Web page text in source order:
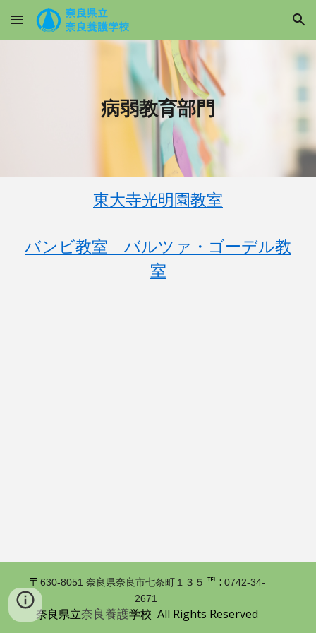
Skip to main content Skip to navigation
病弱教育部門
東大寺光明園教室
バンビ教室 バルツァ・ゴーデル教
室
〒630-8051 奈良県奈良市七条町１３５ ℡ : 0742-34-
2671
奈良県立奈良養護学校 All Rights Reserved